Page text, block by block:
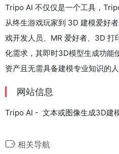
Tripo AI 不仅仅是一个工具，
从终生游戏玩家到 3D 建模爱好
戏开发人员、MR 爱好者、3D 打
化需求，其即时3D模型生成功能
资产且无需具备建模专业知识的人
网站信息
Tripo AI - 文本或图像生成3D建
相关导航